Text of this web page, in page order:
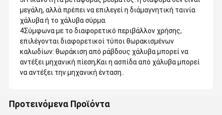
μεγάλη, αλλά πρέπει να επιλεγεί η διάμαγνητική ταινία
χάλυβα ή το χάλυβα σύρμα.
4Σύμφωνα με το διαφορετικό περιβάλλον χρήσης,
επιλέγονται διαφορετικοί τύποι θωρακισμένων
καλωδίων: θωράκιση από ράβδους χάλυβα μπορεί να
αντέξει μηχανική πίεση,Και η ασπίδα από χάλυβα μπορεί
να αντέξει την μηχανική ένταση..
Προτεινόμενα Προϊόντα